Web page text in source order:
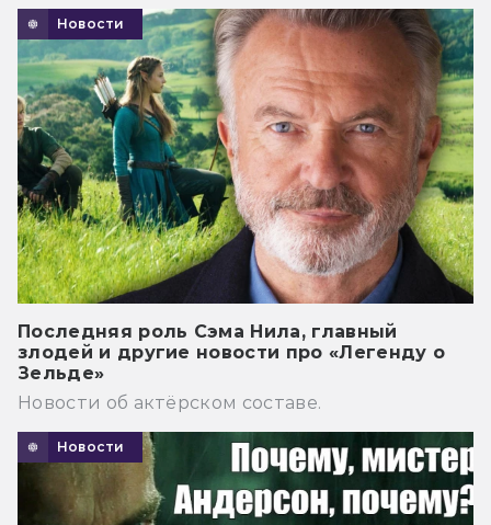
Новости
Последняя роль Сэма Нила, главный
злодей и другие новости про «Легенду о
Зельде»
Новости об актёрском составе.
Новости